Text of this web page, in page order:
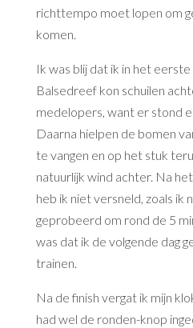
richttempo moet lopen om
komen.
Ik was blij dat ik in het
Balsedreef kon schuilen
medelopers, want er stond
Daarna hielpen de bomen
te vangen en op het stuk
natuurlijk wind achter. Na
heb ik niet versneld, zoals ik
geprobeerd om rond de 5
was dat ik de volgende dag
trainen.
Na de finish vergat ik mijn
had wel de ronden-knop